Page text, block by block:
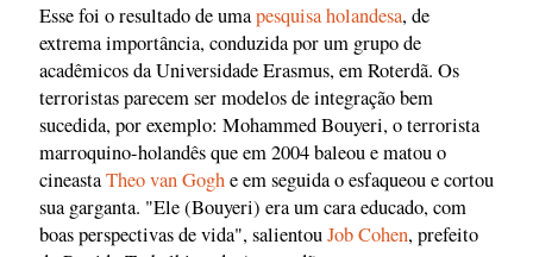
Esse foi o resultado de umapesquisa holandesa, de
extrema importância, conduzida por um grupo de
acadêmicos da Universidade Erasmus, em Roterdã. Os
terroristas parecem ser modelos de integração bem
sucedida, por exemplo: Mohammed Bouyeri, o terrorista
marroquino-holandês que em 2004 baleou e matou o
cineastaTheo van Goghe em seguida o esfaqueou e cortou
sua garganta. "Ele (Bouyeri) era um cara educado, com
boas perspectivas de vida", salientouJob Cohen, prefeito